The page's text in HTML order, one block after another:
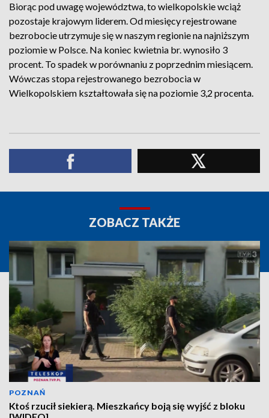
Biorąc pod uwagę województwa, to wielkopolskie wciąż
pozostaje krajowym liderem. Od miesięcy rejestrowane
bezrobocie utrzymuje się w naszym regionie na najniższym
poziomie w Polsce. Na koniec kwietnia br. wynosiło 3
procent. To spadek w porównaniu z poprzednim miesiącem.
Wówczas stopa rejestrowanego bezrobocia w
Wielkopolskiem kształtowała się na poziomie 3,2 procenta.
ZOBACZ TAKŻE
POZNAŃ
Ktoś rzucił siekierą. Mieszkańcy boją się wyjść z bloku